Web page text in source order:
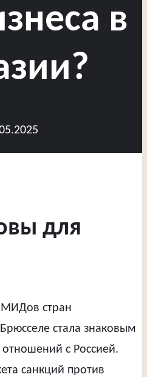
в
для
МИДов стран
стала знаковым
с Россией.
санкций против